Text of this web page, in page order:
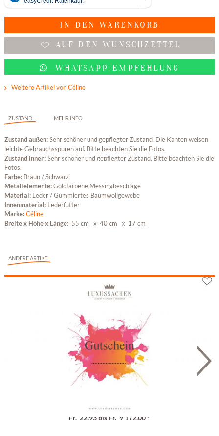
IN DEN WARENKORB
AUF DEN WUNSCHZETTEL
WHATSAPP EMPFEHLUNG
Weitere Artikel von Céline
ZUSTAND MEHR INFO
Zustand außen:Sehr schöner und gepflegter Zustand. Die Kanten weisen
leichte Gebrauchsspuren auf. Bitte beachten Sie die Fotos.
Zustand innen:Sehr schöner und gepflegter Zustand. Bitte beachten Sie die
Fotos.
Farbe: Braun / Schwarz
Metallelemente:Goldfarbene Messingbeschläge
Material: Leder / Gummiertes Baumwollgewebe
Innenmaterial: Lederfutter
Marke:Céline
Breite x Höhe x Länge: 55 cm x 40 cm x 17 cm
ANDERE ARTIKEL
Geschenkgutschein
Fr. 22.93 bis Fr. 9'172.00 *